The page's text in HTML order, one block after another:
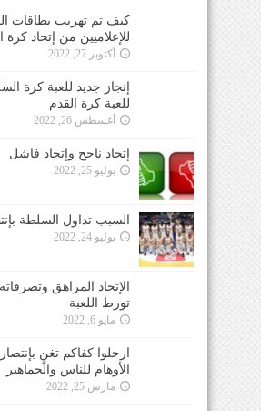
كيف تم تهريب بطاقات
للإعلاميين من إتحاد كرة
أكتوبر 27, 2022
إنجاز جديد للعبة كرة
للعبة كرة القدم
أغسطس 26, 2022
إتحاد ناجح وإتحاد فاشل
يوليو 25, 2022
السبب تداول السلطة
يوليو 24, 2022
الإتحاد المراهق وتصرفاته
تورط اللعبة
مايو 6, 2022
ارحلوا كفاكم تغنٍ
الأوهام للناس والجماهير
مارس 25, 2022